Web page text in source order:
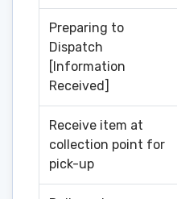
Preparing to
Dispatch
[Information
Received]
Receive item at
collection point for
pick-up